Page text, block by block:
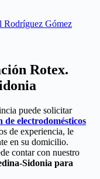
Rodríguez Gómez
Rotex.
puede solicitar
de electrodomésticos
de experiencia, le
en su domicilio.
contar con nuestro
Sidonia para